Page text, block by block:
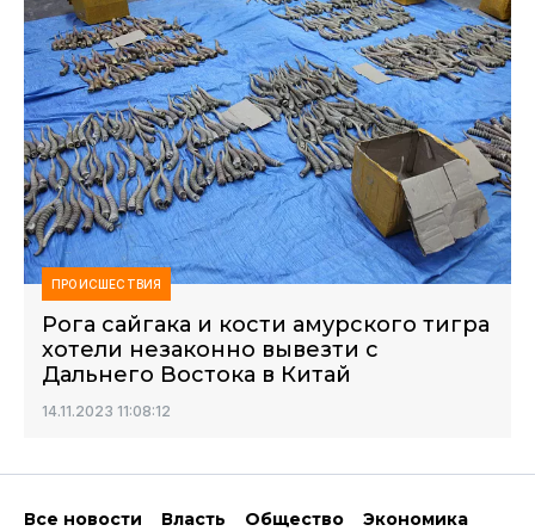
ПРОИСШЕСТВИЯ
Рога сайгака и кости амурского тигра
хотели незаконно вывезти с
Дальнего Востока в Китай
14.11.2023 11:08:12
Все новости Власть Общество
Экономика